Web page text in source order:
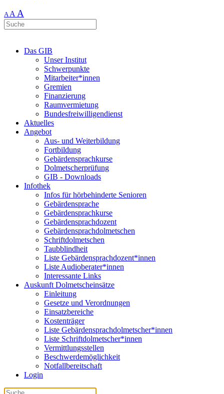
AA A
Das GIB
Unser Institut
Schwerpunkte
Mitarbeiter*innen
Gremien
Finanzierung
Raumvermietung
Bundesfreiwilligendienst
Aktuelles
Angebot
Aus- und Weiterbildung
Fortbildung
Gebärdensprachkurse
Dolmetscherprüfung
GIB - Downloads
Infothek
Infos für hörbehinderte Senioren
Gebärdensprache
Gebärdensprachkurse
Gebärdensprachdozent
Gebärdensprachdolmetschen
Schriftdolmetschen
Taubblindheit
Liste Gebärdensprachdozent*innen
Liste Audioberater*innen
Interessante Links
Auskunft Dolmetscheinsätze
Einleitung
Gesetze und Verordnungen
Einsatzbereiche
Kostenträger
Liste Gebärdensprachdolmetscher*innen
Liste Schriftdolmetscher*innen
Vermittlungsstellen
Beschwerdemöglichkeit
Notfallbereitschaft
Login